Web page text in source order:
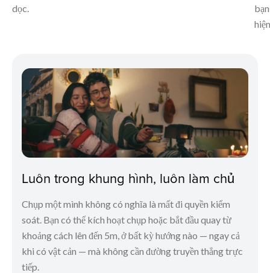
dọc.
Luôn trong khung hình, luôn làm chủ
Chụp một mình không có nghĩa là mất đi quyền kiểm
soát. Bạn có thể kích hoạt chụp hoặc bắt đầu quay từ
khoảng cách lên đến 5m, ở bất kỳ hướng nào — ngay cả
khi có vật cản — mà không cần đường truyền thẳng trực
tiếp.